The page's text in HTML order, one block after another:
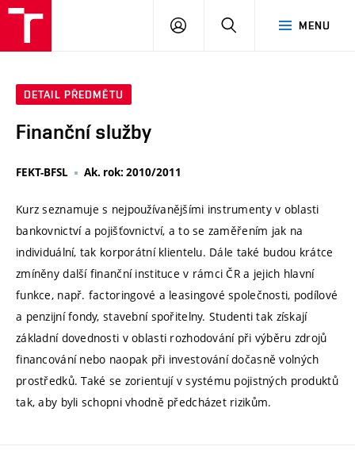
MENU
PŘIHLÁSIT
DETAIL PŘEDMĚTU
Finanční služby
FEKT-BFSL Ak. rok: 2010/2011
Kurz seznamuje s nejpoužívanějšími instrumenty v oblasti
bankovnictví a pojišťovnictví, a to se zaměřením jak na
individuální, tak korporátní klientelu. Dále také budou krátce
zmíněny další finanční instituce v rámci ČR a jejich hlavní
funkce, např. factoringové a leasingové společnosti, podílové
a penzijní fondy, stavební spořitelny. Studenti tak získají
základní dovednosti v oblasti rozhodování při výběru zdrojů
financování nebo naopak při investování dočasně volných
prostředků. Také se zorientují v systému pojistných produktů
tak, aby byli schopni vhodně předcházet rizikům.